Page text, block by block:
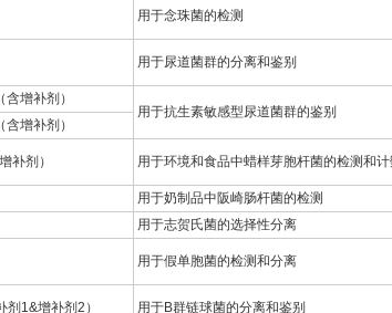
用于念珠菌的检测
用于尿道菌群的分离和鉴别
增补剂）
用于抗生素敏感型尿道菌群的鉴别
增补剂）
补剂） 用于环境和食品中蜡样芽胞杆菌的检测和
用于奶制品中阪崎肠杆菌的检测
用于志贺氏菌的选择性分离
用于假单胞菌的检测和分离
1&增补剂2） 用于B群链球菌的分离和鉴别